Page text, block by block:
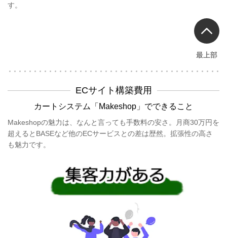
す。
最上部
ECサイト構築費用
カートシステム「Makeshop」でできること
Makeshopの魅力は、なんと言っても手数料の安さ。月商30万円を
超えるとBASEなど他のECサービスとの差は歴然。拡張性の高さ
も魅力です。